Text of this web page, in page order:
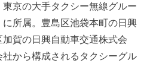
京の大手タクシー無線グルー
所属。豊島区池袋本町の日興
賀の日興自動車交通株式会
から構成されるタクシーグル